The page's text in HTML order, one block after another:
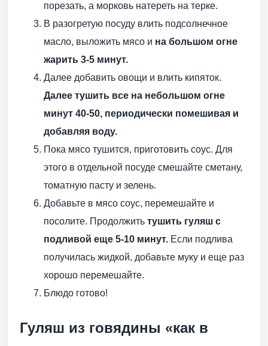
порезать, а морковь натереть на терке.
В разогретую посуду влить подсолнечное
масло, выложить мясо и на большом огне
жарить 3-5 минут.
Далее добавить овощи и влить кипяток.
Далее тушить все на небольшом огне
минут 40-50, периодически помешивая и
добавляя воду.
Пока мясо тушится, приготовить соус. Для
этого в отдельной посуде смешайте сметану,
томатную пасту и зелень.
Добавьте в мясо соус, перемешайте и
посолите. Продолжить тушить гуляш с
подливой еще 5-10 минут. Если подлива
получилась жидкой, добавьте муку и еще раз
хорошо перемешайте.
Блюдо готово!
Гуляш из говядины «как в